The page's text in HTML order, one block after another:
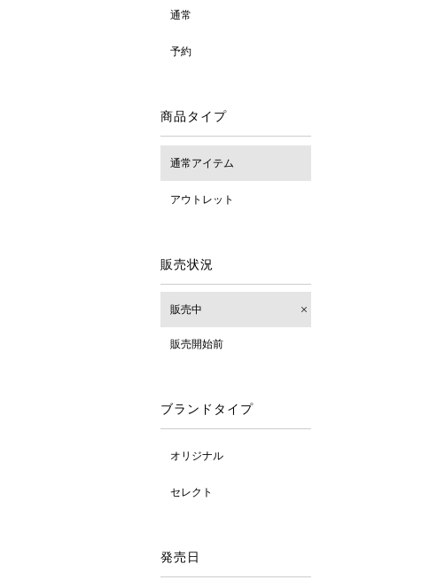
通常
予約
商品タイプ
通常アイテム
アウトレット
販売状況
販売中
販売開始前
ブランドタイプ
オリジナル
セレクト
発売日